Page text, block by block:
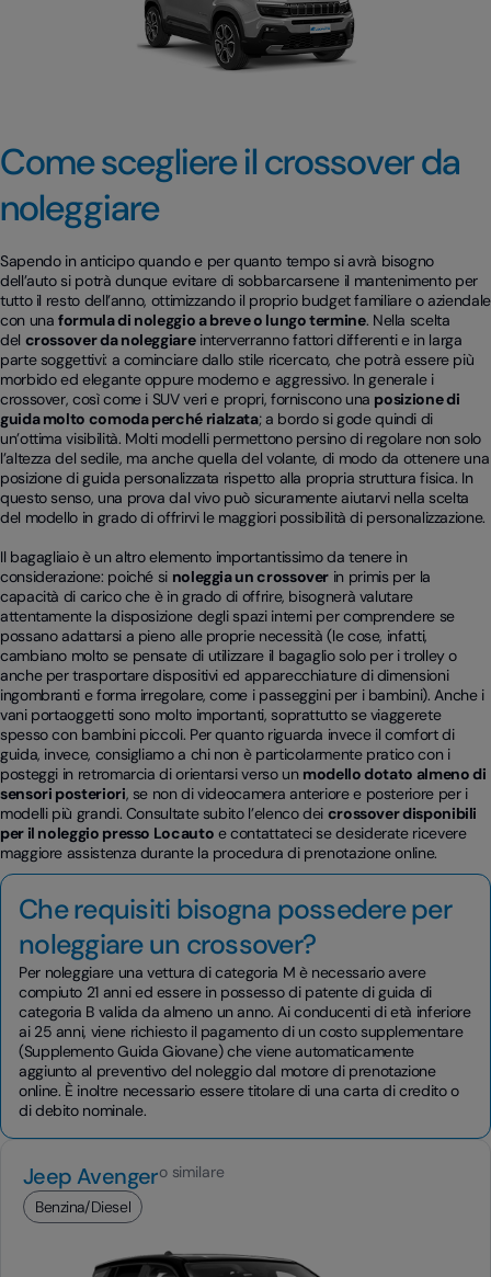
Come scegliere il crossover da
noleggiare
Sapendo in anticipo quando e per quanto tempo si avrà bisogno
dell’auto si potrà dunque evitare di sobbarcarsene il mantenimento per
tutto il resto dell’anno, ottimizzando il proprio budget familiare o aziendale
con unaformula di noleggio a breve o lungo termine. Nella scelta
del crossover da noleggiareinterverranno fattori differenti e in larga
parte soggettivi: a cominciare dallo stile ricercato, che potrà essere più
morbido ed elegante oppure moderno e aggressivo. In generale i
crossover, così come i SUV veri e propri, forniscono una posizione di
guida molto comoda perché rialzata; a bordo si gode quindi di
un’ottima visibilità. Molti modelli permettono persino di regolare non solo
l’altezza del sedile, ma anche quella del volante, di modo da ottenere una
posizione di guida personalizzata rispetto alla propria struttura fisica. In
questo senso, una prova dal vivo può sicuramente aiutarvi nella scelta
del modello in grado di offrirvi le maggiori possibilità di personalizzazione.
Il bagagliaio è un altro elemento importantissimo da tenere in
considerazione: poiché si noleggia un crossover in primis per la
capacità di carico che è in grado di offrire, bisognerà valutare
attentamente la disposizione degli spazi interni per comprendere se
possano adattarsi a pieno alle proprie necessità (le cose, infatti,
cambiano molto se pensate di utilizzare il bagaglio solo per i trolley o
anche per trasportare dispositivi ed apparecchiature di dimensioni
ingombranti e forma irregolare, come i passeggini per i bambini). Anche i
vani portaoggetti sono molto importanti, soprattutto se viaggerete
spesso con bambini piccoli. Per quanto riguarda invece il comfort di
guida, invece, consigliamo a chi non è particolarmente pratico con i
posteggi in retromarcia di orientarsi verso un modello dotato almeno di
sensori posteriori, se non di videocamera anteriore e posteriore per i
modelli più grandi. Consultate subito l’elenco dei crossover disponibili
per il noleggio presso Locauto e contattateci se desiderate ricevere
maggiore assistenza durante la procedura di prenotazione online.
Che requisiti bisogna possedere per
noleggiare un crossover?
Per noleggiare una vettura di categoria M è necessario avere
compiuto 21 anni ed essere in possesso di patente di guida di
categoria B valida da almeno un anno. Ai conducenti di età inferiore
ai 25 anni, viene richiesto il pagamento di un costo supplementare
(Supplemento Guida Giovane) che viene automaticamente
aggiunto al preventivo del noleggio dal motore di prenotazione
online. È inoltre necessario essere titolare di una carta di credito o
di debito nominale.
Jeep Avengero similare
Benzina/Diesel